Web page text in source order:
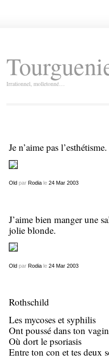
Irrationnel, molletonné…
Je n’aime pas l’esthétisme.
Old par Rodiale 24 Mar 2003
J’aime bien manger une
jolie blonde.
Oldpar Rodiale 24 Mar 2003
Rothschild
Les mycoses et syphilis
Ont poussé dans ton vagin
Où dort le psoriasis
Entre ton con et tes deux